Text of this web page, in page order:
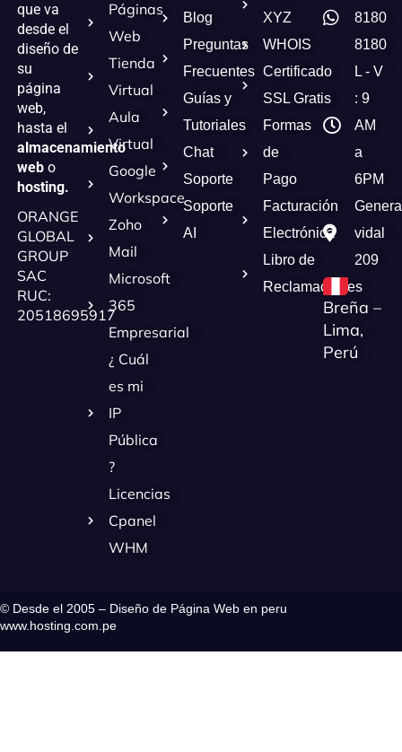
que va
desde el
diseño de
su
página
web,
hasta el
almacenamiento
webo
hosting.
ORANGE
GLOBAL
GROUP
SAC
RUC:
20518695917
Páginas
Web
Tienda
Virtual
Aula
Virtual
Google
Workspace
Zoho
Mail
Microsoft
365
Empresarial
¿ Cuál
es mi
IP
Pública
?
Licencias
Cpanel
WHM
Blog
Preguntas
Frecuentes
Guías y
Tutoriales
Chat
Soporte
Soporte
AI
XYZ
WHOIS
Certificado
SSL Gratis
Formas
de
Pago
Facturación
Electrónica
Libro de
Reclamaciones
8180
8180
L - V
: 9
AM
a
6PM
vidal
209
Breña –
Lima,
Perú
© Desde el 2005 – Diseño de Página Web en peru
www.hosting.com.pe